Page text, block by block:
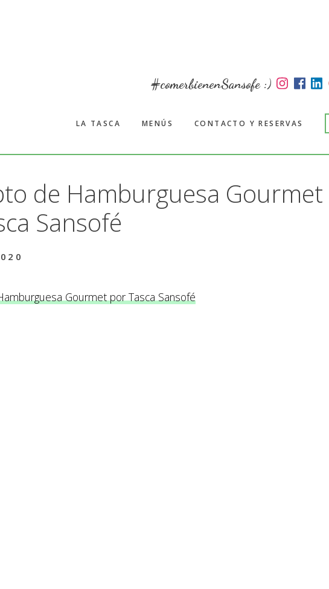
#comerbienenSansofe :)
LA TASCA MENÚS CONTACTO Y RESERVAS
de Hamburguesa Gourmet
Sansofé